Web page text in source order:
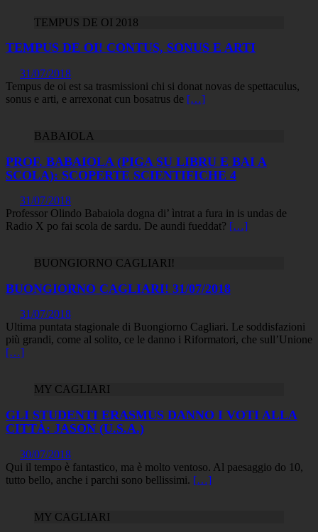
TEMPUS DE OI 2018
TEMPUS DE OI! CONTUS, SONUS E ARTI
31/07/2018
Tempus de oi est sa trasmissioni chi si donat novas de spettaculus,
sonus e arti, e arrexonat cun bosatrus de […]
BABAIOLA
PROF. BABAIOLA (PIGA SU LIBRU E BAI A
SCOLA): SCOPERTE SCIENTIFICHE 4
31/07/2018
Professor Olindo Babaiola dogna di’ ìntrat a fura in is undas de
Radio X po fai scola de sardu. De aundi fueddat? […]
BUONGIORNO CAGLIARI!
BUONGIORNO CAGLIARI! 31/07/2018
31/07/2018
Ultima puntata stagionale di Buongiorno Cagliari. Le soddisfazioni
più grandi, come al solito, ce le danno i Riformatori, che sull’Unione
[…]
MY CAGLIARI
GLI STUDENTI ERASMUS DANNO I VOTI ALLA
CITTÀ: JASON (U.S.A.)
30/07/2018
Qui il tempo è fantastico, ma è molto ventoso. Al paesaggio do 10,
tutto bello, anche i parchi sono bellissimi. […]
MY CAGLIARI